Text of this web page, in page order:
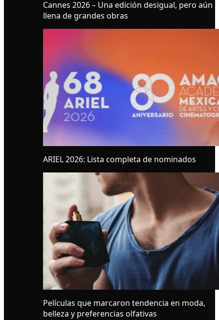
Cannes 2026 – Una edición desigual, pero aún
llena de grandes obras
ARIEL 2026: Lista completa de nominados
Películas que marcaron tendencia en moda,
belleza y preferencias olfativas